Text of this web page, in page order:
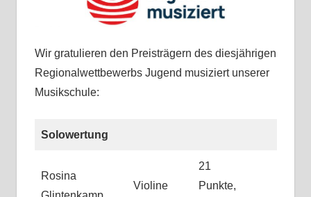
Wir gratulieren den Preisträgern des diesjährigen
Regionalwettbewerbs Jugend musiziert unserer
Musikschule:
Solowertung
Rosina
Violine
21
Punkte,